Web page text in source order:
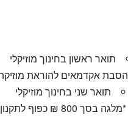
תואר ראשון בחינוך מוזיקלי
הסבת אקדמאים להוראת מוזיקה
תואר שני בחינוך מוזיקלי
*מלגה בסך 800 ₪ כפוף לתקנון